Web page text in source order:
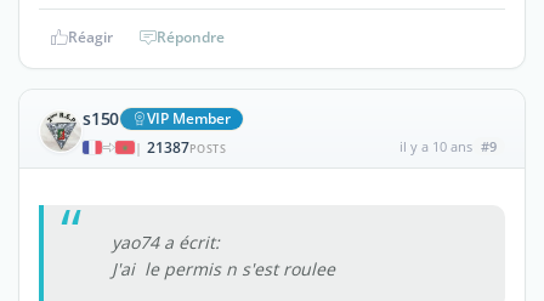
Réagir Répondre
s150 VIP Member
| 21387POSTS il y a 10 ans #9
yao74 a écrit:
J'ai le permis n s'est roulee